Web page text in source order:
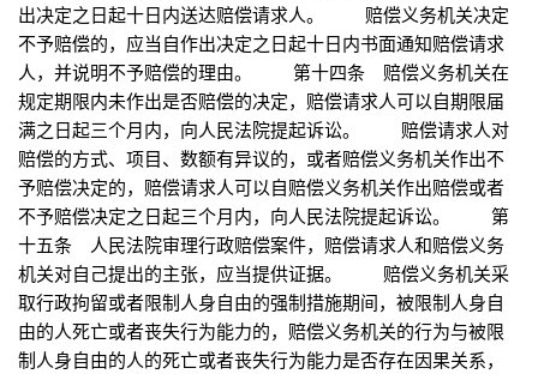
出决定之日起十日内送达赔偿请求人。 赔偿义务机关决定
不予赔偿的，应当自作出决定之日起十日内书面通知赔偿请求
人，并说明不予赔偿的理由。 第十四条 赔偿义务机关在
规定期限内未作出是否赔偿的决定，赔偿请求人可以自期限届
满之日起三个月内，向人民法院提起诉讼。 赔偿请求人对
赔偿的方式、项目、数额有异议的，或者赔偿义务机关作出不
予赔偿决定的，赔偿请求人可以自赔偿义务机关作出赔偿或者
不予赔偿决定之日起三个月内，向人民法院提起诉讼。 第
十五条 人民法院审理行政赔偿案件，赔偿请求人和赔偿义务
机关对自己提出的主张，应当提供证据。 赔偿义务机关采
取行政拘留或者限制人身自由的强制措施期间，被限制人身自
由的人死亡或者丧失行为能力的，赔偿义务机关的行为与被限
制人身自由的人的死亡或者丧失行为能力是否存在因果关系，